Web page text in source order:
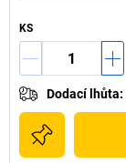
KS
Dodací lhůta: